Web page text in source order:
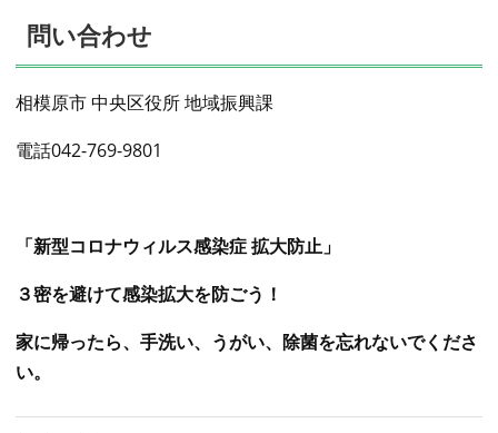
問い合わせ
相模原市 中央区役所 地域振興課
電話042-769-9801
「新型コロナウィルス感染症 拡大防止」
３密を避けて感染拡大を防ごう！
家に帰ったら、手洗い、うがい、除菌を忘れないでくださ
い。